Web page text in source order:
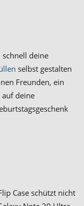
schnell deine
selbst gestalten
Freunden, ein
deine
Case schützt nicht